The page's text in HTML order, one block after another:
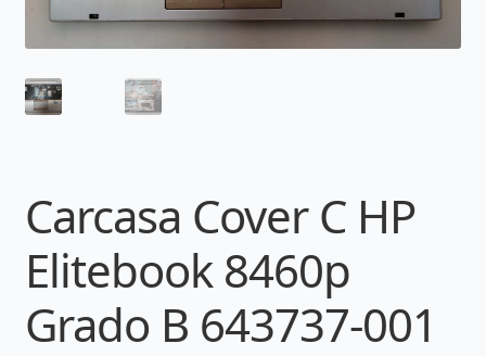
Carcasa Cover C HP
Elitebook 8460p
Grado B 643737-001